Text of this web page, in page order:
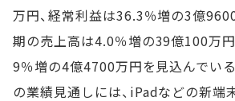
万円、経常利益は36.3％増の3億
期の売上高は4.0％増の39億100万円
9％増の4億4700万円を見込んでいる
の業績見通しには、iPadなどの新端